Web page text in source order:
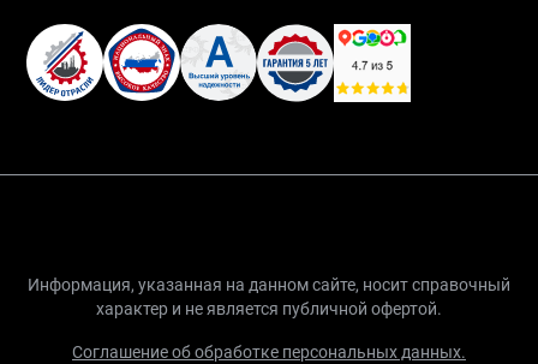
Информация, указанная на данном сайте, носит справочный
характер и не является публичной офертой.
Соглашение об обработке персональных данных.